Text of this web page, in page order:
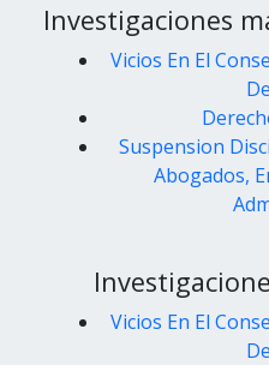
Investigaciones
Vicios En El
Suspension
Abogados,
Vicios En El